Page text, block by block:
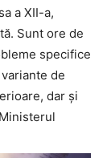
a XII-a,
Sunt ore de
specifice
de
dar şi